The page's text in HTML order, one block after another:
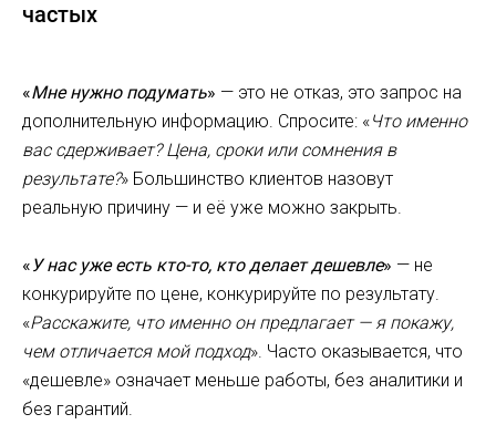
частых
«Мне нужно подумать» — это не отказ, это запрос на
дополнительную информацию. Спросите: «Что именно
вас сдерживает? Цена, сроки или сомнения в
результате?» Большинство клиентов назовут
реальную причину — и её уже можно закрыть.
«У нас уже есть кто-то, кто делает дешевле» — не
конкурируйте по цене, конкурируйте по результату.
«Расскажите, что именно он предлагает — я покажу,
чем отличается мой подход». Часто оказывается, что
«дешевле» означает меньше работы, без аналитики и
без гарантий.